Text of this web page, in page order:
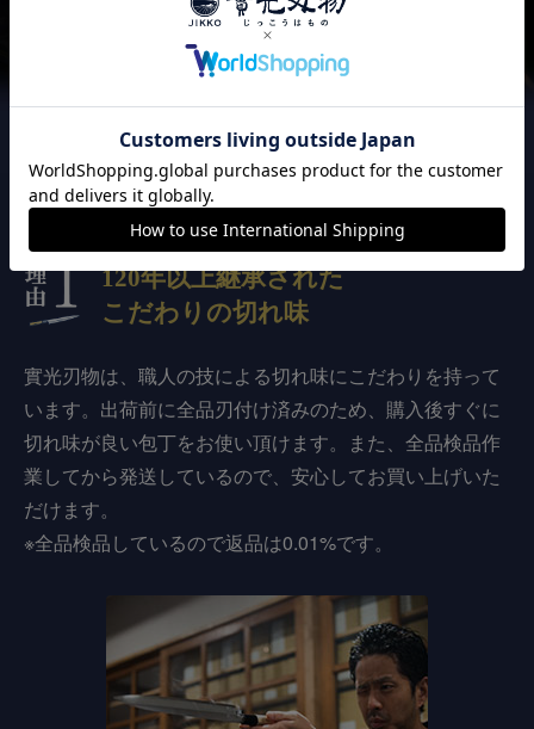
實光刃物が
選ばれる3つの理由
120年以上継承された
こだわりの切れ味
實光刃物は、職人の技による切れ味にこだわりを持って
います。出荷前に全品刃付け済みのため、購入後すぐに
切れ味が良い包丁をお使い頂けます。また、全品検品作
業してから発送しているので、安心してお買い上げいた
だけます。
※全品検品しているので返品は0.01%です。